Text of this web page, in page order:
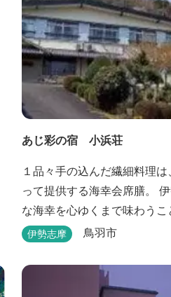
あじ彩の宿 小浜荘
１品々手の込んだ繊細料理
って提供する海幸会席膳。
な海幸を心ゆくまで味わう
付プランや限定プランもある
伊勢志摩 鳥羽市